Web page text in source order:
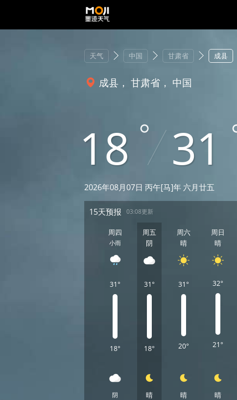
天气 中国 甘肃省 成县
成县， 甘肃省， 中国
18 31
2026年08月07日 丙午[马]年 六月廿五
15天预报 03:08更新
周四
小雨
31°
18°
阴
周五
阴
31°
18°
晴
周六
晴
31°
20°
晴
周日
晴
32°
21°
晴